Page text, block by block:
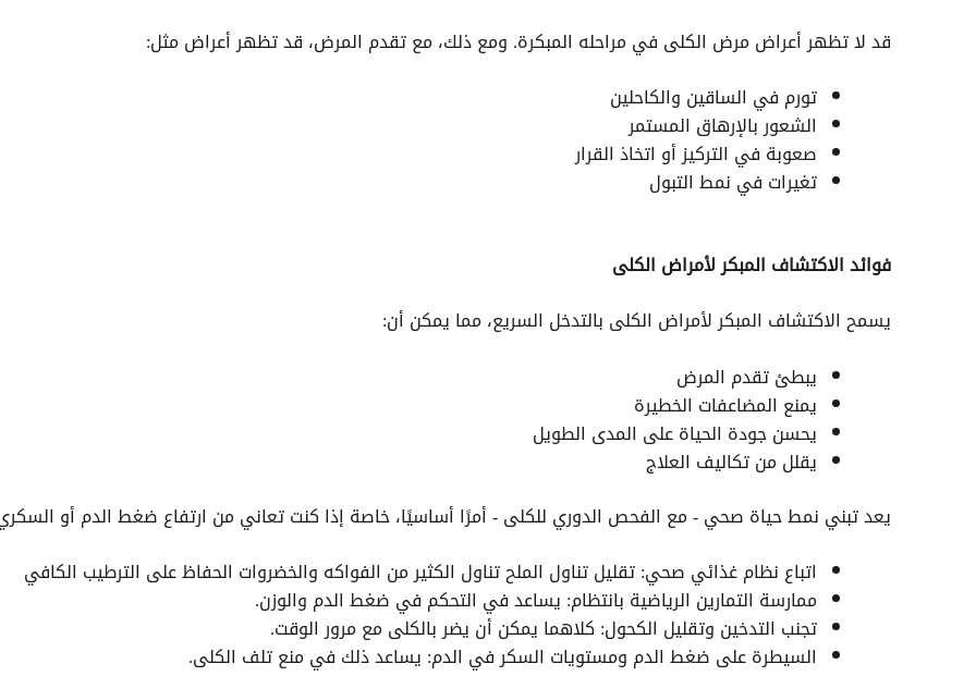
قد لا تظهر أعراض مرض الكلى في مراحله المبكرة. ومع ذلك، مع تقدم المرض، قد تظهر أعراض مثل:
تورم في الساقين والكاحلين
الشعور بالإرهاق المستمر
صعوبة في التركيز أو اتخاذ القرار
تغيرات في نمط التبول
فوائد الاكتشاف المبكر لأمراض الكلى
يسمح الاكتشاف المبكر لأمراض الكلى بالتدخل السريع، مما يمكن أن:
يبطئ تقدم المرض
يمنع المضاعفات الخطيرة
يحسن جودة الحياة على المدى الطويل
يقلل من تكاليف العلاج
يعد تبني نمط حياة صحي - مع الفحص الدوري للكلى - أمرًا أساسيًا، خاصة إذا كنت تعاني من ارتفاع ضغط الدم أو
اتباع نظام غذائي صحي: تقليل تناول الملح تناول الكثير من الفواكه والخضروات الحفاظ على الترطيب الكافي
ممارسة التمارين الرياضية بانتظام: يساعد في التحكم في ضغط الدم والوزن.
تجنب التدخين وتقليل الكحول: كلاهما يمكن أن يضر بالكلى مع مرور الوقت.
السيطرة على ضغط الدم ومستويات السكر في الدم: يساعد ذلك في منع تلف الكلى.